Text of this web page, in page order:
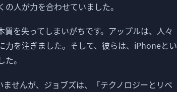
人が力を合わせていました。
を失ってしまいがちです。アップルは、人々
を注ぎました。そして、彼らは、iPhoneとい
。
せんが、ジョブズは、「テクノロジーとリベ